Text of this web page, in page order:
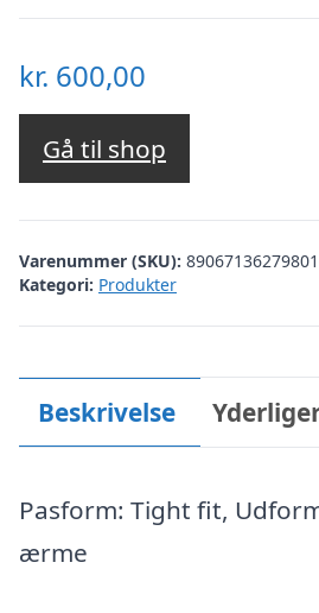
kr. 600,00
Gå til shop
Varenummer (SKU):
Kategori: Produkter
Beskrivelse
Pasform: Tight fit,
ærme